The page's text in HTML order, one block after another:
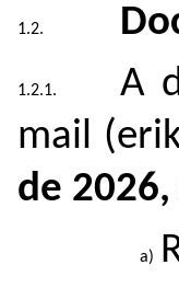
A
mail
de 2026,